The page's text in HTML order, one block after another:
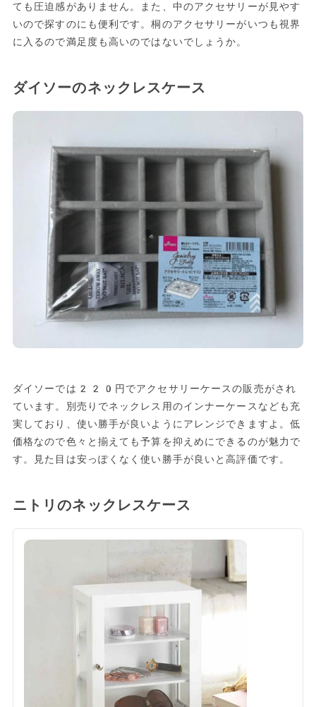
ても圧迫感がありません。また、中のアクセサリーが見やす
いので探すのにも便利です。桐のアクセサリーがいつも視界
に入るので満足度も高いのではないでしょうか。
ダイソーのネックレスケース
ダイソーでは220円でアクセサリーケースの販売がされ
ています。別売りでネックレス用のインナーケースなども充
実しており、使い勝手が良いようにアレンジできますよ。低
価格なので色々と揃えても予算を抑えめにできるのが魅力で
す。見た目は安っぽくなく使い勝手が良いと高評価です。
ニトリのネックレスケース